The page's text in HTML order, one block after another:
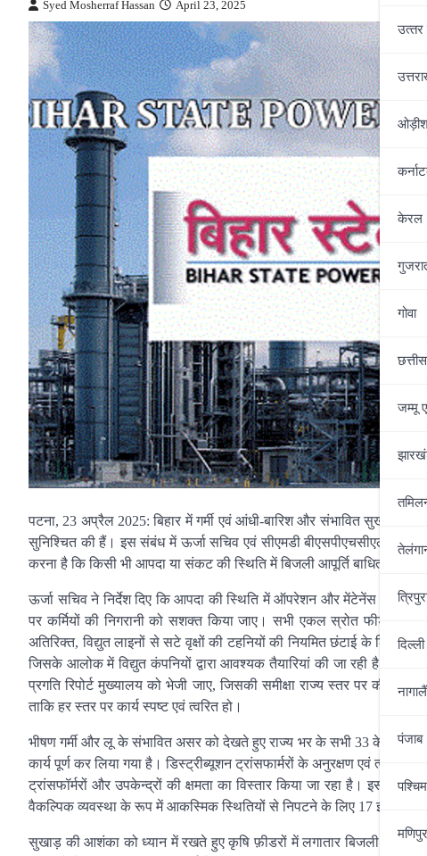
उत्‍तर
केरल
गोवा
जम्‍मू
दिल्‍ली
पंजाब
मणिपुर
Syed Mosherraf Hassan April 23, 2025
पटना, 23 अप्रैल 2025: बिहार में गर्मी एवं आंधी-बारिश और संभावित सुखाड़ की
सुनिश्चित की हैं। इस संबंध में ऊर्जा सचिव एवं सीएमडी बीएसपीएचसीएल श्री
करना है कि किसी भी आपदा या संकट की स्थिति में बिजली आपूर्ति बाधित न हो
ऊर्जा सचिव ने निर्देश दिए कि आपदा की स्थिति में ऑपरेशन और मेंटेनेंस कार्य
पर कर्मियों की निगरानी को सशक्त किया जाए। सभी एकल स्रोत फीडरों
अतिरिक्त, विद्युत लाइनों से सटे वृक्षों की टहनियों की नियमित छंटाई के लिए
जिसके आलोक में विद्युत कंपनियों द्वारा आवश्यक तैयारियां की जा रही है।
प्रगति रिपोर्ट मुख्यालय को भेजी जाए, जिसकी समीक्षा राज्य स्तर पर की
ताकि हर स्तर पर कार्य स्पष्ट एवं त्वरित हो।
भीषण गर्मी और लू के संभावित असर को देखते हुए राज्य भर के सभी 33 केवी और 11
कार्य पूर्ण कर लिया गया है। डिस्ट्रीब्यूशन ट्रांसफार्मरों के अनुरक्षण एवं त्वरित
ट्रांसफॉर्मरों और उपकेन्द्रों की क्षमता का विस्तार किया जा रहा है। इसी
वैकल्पिक व्यवस्था के रूप में आकस्मिक स्थितियों से निपटने के लिए 17 इमरजेंसी
सुखाड़ की आशंका को ध्यान में रखते हुए कृषि फ़ीडरों में लगातार बिजली की